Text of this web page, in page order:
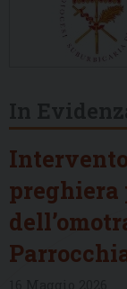
preghiera